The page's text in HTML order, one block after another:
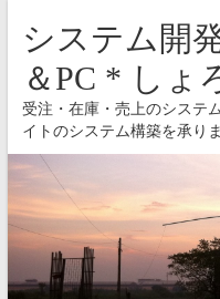
システム開
＆PC * しょ
受注・在庫・売上のシステ
イトのシステム構築を承り